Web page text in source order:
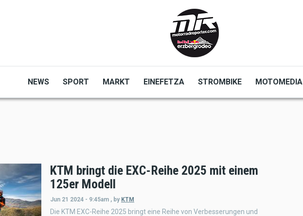
NEWS SPORT MARKT EINEFETZA STROMBIKE MOTOMEDIA
KTM bringt die EXC-Reihe 2025 mit einem
125er Modell
Jun 21 2024 - 9:45am , by KTM
Die KTM EXC-Reihe 2025 bringt eine Reihe von Verbesserungen und